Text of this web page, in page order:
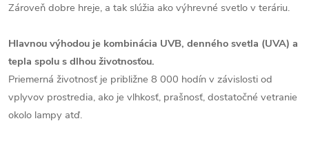
Zároveň dobre hreje, a tak slúžia ako výhrevné svetlo v teráriu.
Hlavnou výhodou je kombinácia UVB, denného svetla (UVA) a
tepla spolu s dlhou životnosťou.
Priemerná životnosť je približne 8 000 hodín v závislosti od
vplyvov prostredia, ako je vlhkosť, prašnosť, dostatočné vetranie
okolo lampy atď.